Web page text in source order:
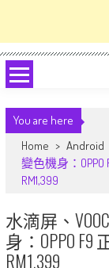
You are here
Home > Android
變色機身：
RM1,399
水滴屏、
身：OPPO
RM1,399